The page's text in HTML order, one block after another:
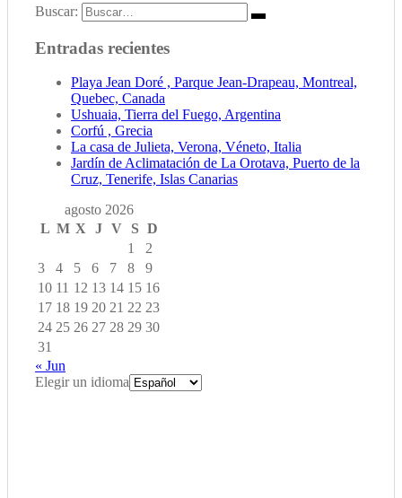
Buscar:
Entradas recientes
Playa Jean Doré , Parque Jean-Drapeau, Montreal,
Quebec, Canada
Ushuaia, Tierra del Fuego, Argentina
Corfú , Grecia
La casa de Julieta, Verona, Véneto, Italia
Jardín de Aclimatación de La Orotava, Puerto de la
Cruz, Tenerife, Islas Canarias
agosto 2026
L M X J V S D
1
2
3
4 5 6 7 8
9
10 11 12 13 14 15 16
17 18 19 20 21 22 23
24 25 26 27 28 29 30
31
« Jun
Elegir un idioma